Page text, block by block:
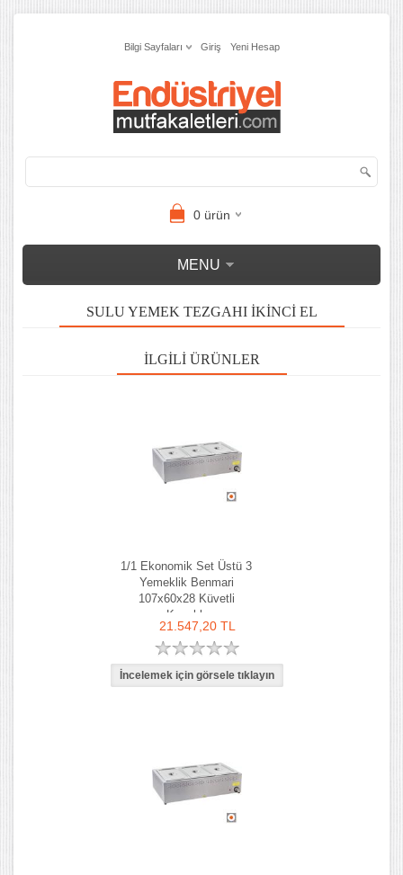
Bilgi Sayfaları Giriş Yeni Hesap
0ürün
MENU
SULU YEMEK TEZGAHI IKINCI EL
İLGILI ÜRÜNLER
1/1 Ekonomik Set Üstü 3
Yemeklik Benmari
107x60x28 Küvetli
Kapaklı
21.547,20 TL